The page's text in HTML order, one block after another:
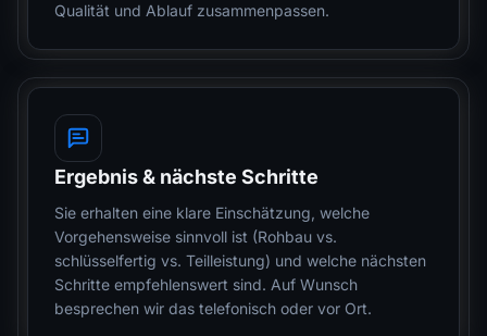
Qualität und Ablauf zusammenpassen.
Ergebnis & nächste Schritte
Sie erhalten eine klare Einschätzung, welche
Vorgehensweise sinnvoll ist (Rohbau vs.
schlüsselfertig vs. Teilleistung) und welche nächsten
Schritte empfehlenswert sind. Auf Wunsch
besprechen wir das telefonisch oder vor Ort.